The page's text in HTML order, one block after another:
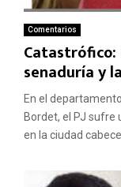
Comentarios
Catastrófico:
senaduría y
En el
Bordet, el PJ sufre
en la ciudad